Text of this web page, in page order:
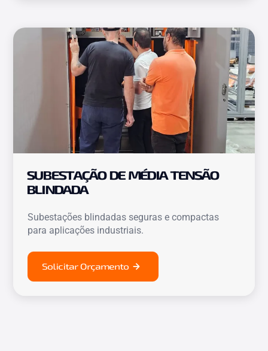
SUBESTAÇÃO DE MÉDIA TENSÃO
BLINDADA
Subestações blindadas seguras e compactas
para aplicações industriais.
Solicitar Orçamento